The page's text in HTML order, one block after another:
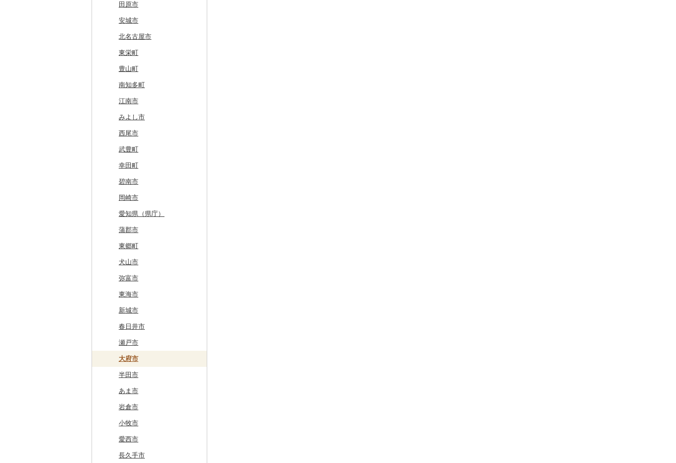
白糠町
釧路町
名寄市
美唄市
厚岸町
南富良野町
上富良野町
和寒町
紋別市
乙部町
根室市
三笠市
東川町
厚真町
奥尻町
網走市
浦河町
広尾町
中札内村
滝川市
比布町
鶴居村
釧路市
苫前町
当別町
占冠村
上士幌町
平取町
七飯町
鶴田町
階上町
深浦町
青森市
田子町
新郷村
横浜町
野辺地町
佐井村
六戸町
五所川原市
平川市
蓬田村
中泊町
外ヶ浜町
つがる市
弘前市
鰺ヶ沢町
むつ市
田舎館村
青森県（県庁）
三沢市
西目屋村
滝沢市
住田町
葛巻町
花巻市
岩泉町
田野畑村
盛岡市
遠野市
奥州市
雫石町
岩手県（県庁）
一関市
久慈市
西和賀町
北上市
平泉町
洋野町
大船渡市
山田町
大槌町
名取市
川崎町
村田町
栗原市
富谷市
岩沼市
七ヶ宿町
大崎市
塩竈市
石巻市
多賀城市
宮城県（県庁）
亘理町
蔵王町
女川町
気仙沼市
美里町
松島町
大和町
大郷町
南三陸町
仙台市
大河原町
角田市
涌谷町
東松島市
藤里町
湯沢市
大館市
由利本荘市
にかほ市
羽後町
秋田県（県庁）
秋田市
男鹿市
美郷町
東成瀬村
五城目町
北秋田市
八峰町
鹿角市
大仙市
八郎潟町
小国町
南陽市
中山町
庄内町
大石田町
川西町
鶴岡市
山形県（県庁）
金山町
東根市
飯豊町
鮭川村
大蔵村
山辺町
戸沢村
舟形町
最上町
真室川町
寒河江市
西川町
高畠町
山形市
三川町
大江町
米沢市
古殿町
昭和村
下郷町
西郷村
二本松市
猪苗代町
川俣町
郡山市
西会津町
玉川村
いわき市
南会津町
田村市
磐梯町
三春町
本宮市
柳津町
鮫川村
福島市
新地町
葛尾村
三島町
桑折町
矢吹町
国見町
檜枝岐村
喜多方市
南相馬市
会津若松市
常陸太田市
つくばみらい市
下妻市
茨城町
神栖市
常総市
東海村
美浦村
大洗町
河内町
ひたちなか市
龍ケ崎市
守谷市
常陸大宮市
笠間市
行方市
結城市
城里町
水戸市
鉾田市
桜川市
石岡市
茨城県（県庁）
坂東市
小美玉市
日立市
大子町
鹿嶋市
阿見町
日光市
小山市
宇都宮市
栃木県（県庁）
那珂川町
茂木町
那須烏山市
矢板市
さくら市
足利市
那須町
鹿沼市
下野市
益子町
芳賀町
野木町
沼田市
桐生市
吉岡町
太田市
高山村
みどり市
千代田町
みなかみ町
片品村
富岡市
館林市
伊勢崎市
東吾妻町
前橋市
藤岡市
邑楽町
板倉町
嬬恋村
草津町
高崎市
群馬県（県庁）
大泉町
長野原町
中之条町
上里町
川口市
飯能市
長瀞町
羽生市
小鹿野町
坂戸市
鳩山町
埼玉県（県庁）
神川町
東秩父村
横瀬町
三芳町
幸手市
日高市
蓮田市
川越市
宮代町
吉見町
東松山市
入間市
志木市
北本市
桶川市
加須市
三郷市
八潮市
越生町
さいたま市
横芝光町
多古町
白子町
栄町
香取市
習志野市
銚子市
君津市
旭市
南房総市
八街市
東金市
九十九里町
いすみ市
東庄町
館山市
大網白里市
一宮町
佐倉市
木更津市
茂原市
野田市
山武市
鴨川市
印西市
神崎町
船橋市
千葉市
白井市
小金井市
墨田区
東久留米市
利島村
瑞穂町
大島町
府中市
国分寺市
東村山市
中央区
あきる野市
中野区
荒川区
北区
多摩市
稲城市
世田谷区
日の出町
板橋区
渋谷区
千代田区
新宿区
江東区
青梅市
国立市
品川区
福生市
小平市
文京区
愛川町
山北町
真鶴町
清川村
開成町
藤沢市
神奈川県（県庁）
鎌倉市
大和市
伊勢原市
小田原市
湯河原町
秦野市
綾瀬市
横須賀市
三浦市
大磯町
箱根町
横浜市
茅ヶ崎市
川崎市
厚木市
海老名市
相模原市
座間市
二宮町
新発田市
加茂市
小千谷市
田上町
五泉市
三条市
見附市
糸魚川市
胎内市
上越市
阿賀野市
津南町
新潟県（県庁）
柏崎市
村上市
妙高市
聖籠町
刈羽村
湯沢町
新潟市
立山町
富山県（県庁）
小矢部市
滑川市
富山市
南砺市
野々市市
能登町
能美市
津幡町
宝達志水町
金沢市
内灘町
かほく市
小松市
志賀町
加賀市
勝山市
福井県（県庁）
越前市
坂井市
あわら市
福井市
大野市
敦賀市
おおい町
永平寺町
富士河口湖町
韮崎市
南アルプス市
市川三郷町
都留市
山梨県（県庁）
道志村
忍野村
笛吹市
中央市
北杜市
鳴沢村
西桂町
身延町
早川町
南部町
昭和町
甲府市
甲州市
丹波山村
南箕輪村
長野県（県庁）
上松町
高山村
南木曽町
朝日村
長野市
根羽村
池田町
須坂市
川上村
信濃町
南牧村
伊那市
立科町
東御市
中野市
豊丘村
売木村
小諸市
木曽町
箕輪町
駒ヶ根市
王滝村
千曲市
辰野町
茅野市
喬木村
阿智村
関市
瑞穂市
飛騨市
岐南町
大野町
山県市
羽島市
本巣市
川辺町
大垣市
輪之内町
神戸町
瑞浪市
中津川市
高山市
郡上市
白川村
御嵩町
海津市
関ケ原町
七宗町
笠松町
東白川村
土岐市
岐阜県（県庁）
下呂市
多治見市
垂井町
恵那市
吉田町
函南町
藤枝市
御殿場市
浜松市
伊東市
島田市
沼津市
伊豆市
裾野市
焼津市
富士宮市
河津町
袋井市
熱海市
掛川市
伊豆の国市
小山町
森町
川根本町
富士市
御前崎市
東伊豆町
西伊豆町
清水町
南伊豆町
松崎町
湖西市
磐田市
田原市
安城市
北名古屋市
東栄町
豊山町
南知多町
江南市
みよし市
西尾市
武豊町
幸田町
碧南市
岡崎市
愛知県（県庁）
蒲郡市
東郷町
犬山市
弥富市
東海市
新城市
春日井市
瀬戸市
大府市
半田市
あま市
岩倉市
小牧市
愛西市
長久手市